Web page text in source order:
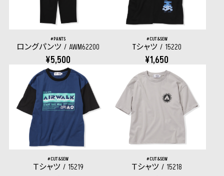
PANTS
ロングパンツ AWM62200
¥5,500
CUT&SEW
Tシャツ 15220
¥1,650
CUT&SEW
Ｔシャツ 15219
CUT&SEW
Ｔシャツ 15218